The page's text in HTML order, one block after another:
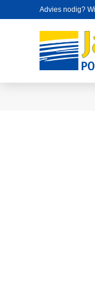
Advies nodig?